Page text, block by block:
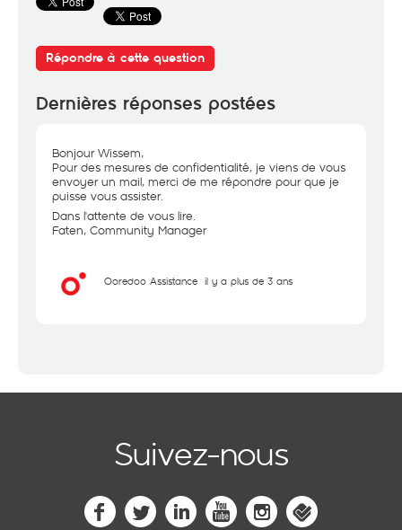
Répondre à cette question
Dernières réponses postées
Bonjour Wissem,
Pour des mesures de confidentialité, je viens de vous
envoyer un mail, merci de me répondre pour que je
puisse vous assister.
Dans l'attente de vous lire.
Faten, Community Manager
Ooredoo Assistance il y a plus de 3 ans
Suivez-nous